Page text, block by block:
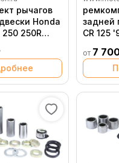
рычагов
Honda
250 250R
задней
CR 125
от 7